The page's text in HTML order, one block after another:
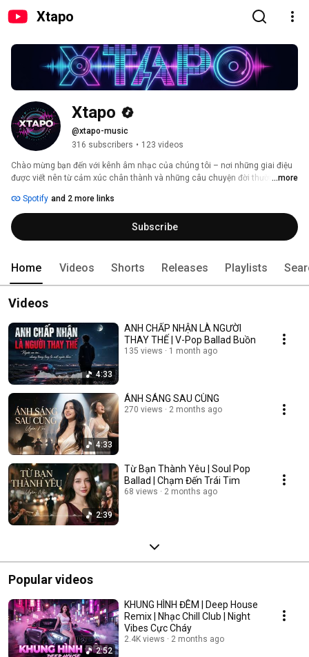
Xtapo
Xtapo
@xtapo-music
316 subscribers • 123 videos
Chào mừng bạn đến với kênh âm nhạc của chúng tôi – nơi những giai điệu
được viết nên từ cảm xúc chân thành và những câu chuyện đời thường. Mỗi
mong rằng sẽ chạm đến trái tim và mang lại sự đồng cảm cho bạn. Hãy
cùng lắng nghe và cảm nhận nhé!
...more
Spotify and 2 more links
Subscribe
Home Videos Shorts Releases Playlists
Videos
4:33
ANH CHẤP NHẬN LÀ NGƯỜI
THAY THẾ | V-Pop Ballad Buồn
135 views 1 month ago
4:33
ÁNH SÁNG SAU CÙNG
270 views 2 months ago
2:39
Từ Bạn Thành Yêu | Soul Pop
Ballad | Chạm Đến Trái Tim
68 views 2 months ago
Popular videos
2:52
KHUNG HÌNH ĐÊM | Deep House
Remix | Nhạc Chill Club | Night
Vibes Cực Cháy
2.4K views 2 months ago